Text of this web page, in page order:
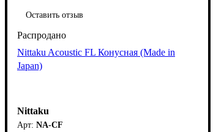
Оставить отзыв
Nittaku Acoustic FL Конусная (Made in
Japan)
Nittaku
NA-CF